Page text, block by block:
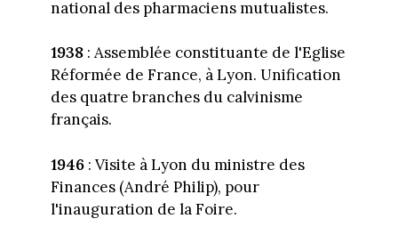
national des pharmaciens mutualistes.
1938: Assemblée constituante de l'Eglise
Réformée de France, à Lyon. Unification
des quatre branches du calvinisme
français.
1946: Visite à Lyon du ministre des
Finances (André Philip), pour
l'inauguration de la Foire.